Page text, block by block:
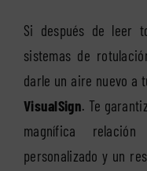
Si después de leer
sistemas de
darle un aire nuevo a
VisualSign. Te
magnífica relación
personalizado y un